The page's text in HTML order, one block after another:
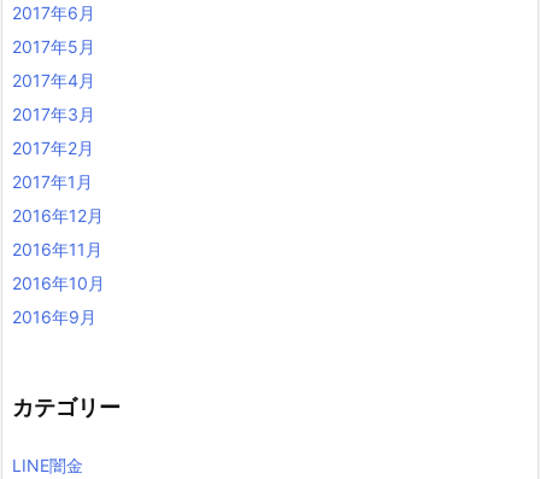
2017年6月
2017年5月
2017年4月
2017年3月
2017年2月
2017年1月
2016年12月
2016年11月
2016年10月
2016年9月
カテゴリー
LINE闇金